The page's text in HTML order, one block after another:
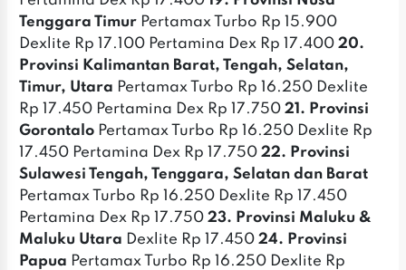
Tenggara Timur Pertamax Turbo Rp 15.900
Dexlite Rp 17.100 Pertamina Dex Rp 17.40020.
Provinsi Kalimantan Barat, Tengah, Selatan,
Timur, Utara Pertamax Turbo Rp 16.250 Dexlite
Rp 17.450 Pertamina Dex Rp 17.75021. Provinsi
Gorontalo Pertamax Turbo Rp 16.250 Dexlite Rp
17.450 Pertamina Dex Rp 17.75022. Provinsi
Sulawesi Tengah, Tenggara, Selatan dan Barat
Pertamax Turbo Rp 16.250 Dexlite Rp 17.450
Pertamina Dex Rp 17.75023. Provinsi Maluku &
Maluku Utara Dexlite Rp 17.45024. Provinsi
Papua Pertamax Turbo Rp 16.250 Dexlite Rp